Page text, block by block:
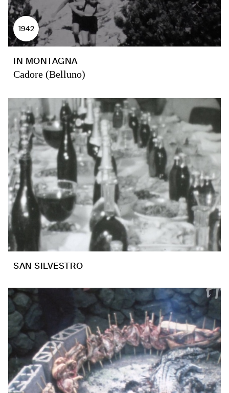
1942
IN MONTAGNA
Cadore (Belluno)
SAN SILVESTRO